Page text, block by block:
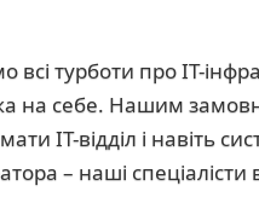
всі турботи про ІТ-
на себе. Нашим
IT-відділ і навіть
– наші спеціалісти